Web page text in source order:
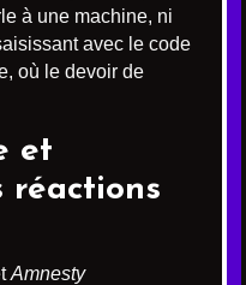
à une machine, ni
avec le code
où le devoir de
et
réactions
Amnesty